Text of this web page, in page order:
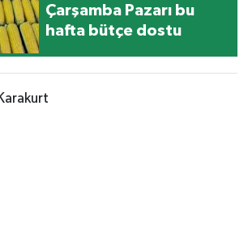
Çarşamba Pazarı bu
hafta bütçe dostu